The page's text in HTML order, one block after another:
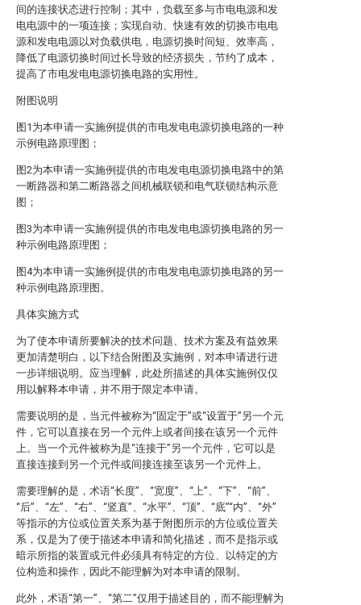
间的连接状态进行控制；其中，负载至多与市电电源和发
电电源中的一项连接；实现自动、快速有效的切换市电电
源和发电电源以对负载供电，电源切换时间短、效率高，
降低了电源切换时间过长导致的经济损失，节约了成本，
提高了市电发电电源切换电路的实用性。
附图说明
图1为本申请一实施例提供的市电发电电源切换电路的一种
示例电路原理图；
图2为本申请一实施例提供的市电发电电源切换电路中的第
一断路器和第二断路器之间机械联锁和电气联锁结构示意
图；
图3为本申请一实施例提供的市电发电电源切换电路的另一
种示例电路原理图；
图4为本申请一实施例提供的市电发电电源切换电路的另一
种示例电路原理图。
具体实施方式
为了使本申请所要解决的技术问题、技术方案及有益效果
更加清楚明白，以下结合附图及实施例，对本申请进行进
一步详细说明。应当理解，此处所描述的具体实施例仅仅
用以解释本申请，并不用于限定本申请。
需要说明的是，当元件被称为“固定于”或“设置于”另一个元
件，它可以直接在另一个元件上或者间接在该另一个元件
上。当一个元件被称为是“连接于”另一个元件，它可以是
直接连接到另一个元件或间接连接至该另一个元件上。
需要理解的是，术语“长度”、“宽度”、“上”、“下”、“前”、
“后”、“左”、“右”、“竖直”、“水平”、“顶”、“底”“内”、“外”
等指示的方位或位置关系为基于附图所示的方位或位置关
系，仅是为了便于描述本申请和简化描述，而不是指示或
暗示所指的装置或元件必须具有特定的方位、以特定的方
位构造和操作，因此不能理解为对本申请的限制。
此外，术语“第一”、“第二”仅用于描述目的，而不能理解为